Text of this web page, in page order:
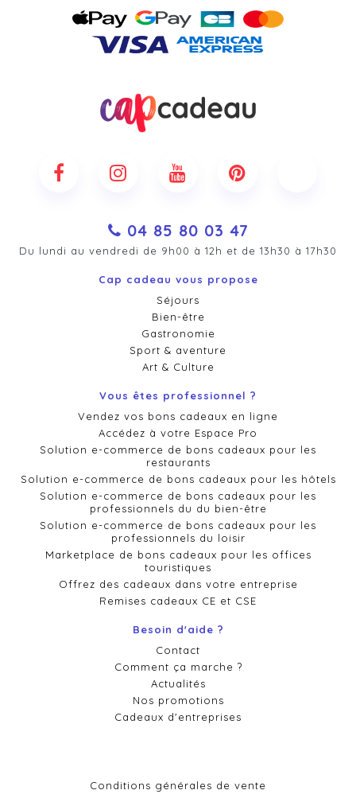
04 85 80 03 47
Du lundi au vendredi de 9h00 à 12h et de 13h30 à 17h30
Cap cadeau vous propose
Séjours
Bien-être
Gastronomie
Sport & aventure
Art & Culture
Vous êtes professionnel ?
Vendez vos bons cadeaux en ligne
Accédez à votre Espace Pro
Solution e-commerce de bons cadeaux pour les
restaurants
Solution e-commerce de bons cadeaux pour les hôtels
Solution e-commerce de bons cadeaux pour les
professionnels du du bien-être
Solution e-commerce de bons cadeaux pour les
professionnels du loisir
Marketplace de bons cadeaux pour les offices
touristiques
Offrez des cadeaux dans votre entreprise
Remises cadeaux CE et CSE
Besoin d'aide ?
Contact
Comment ça marche ?
Actualités
Nos promotions
Cadeaux d'entreprises
Conditions générales de vente